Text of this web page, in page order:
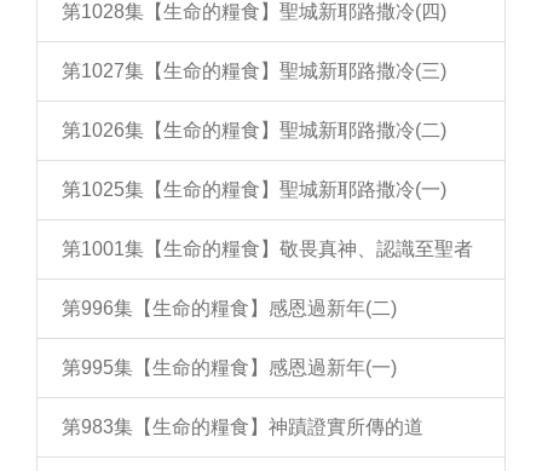
第1028集【生命的糧食】聖城新耶路撒冷(四)
第1027集【生命的糧食】聖城新耶路撒冷(三)
第1026集【生命的糧食】聖城新耶路撒冷(二)
第1025集【生命的糧食】聖城新耶路撒冷(一)
第1001集【生命的糧食】敬畏真神、認識至聖者
第996集【生命的糧食】感恩過新年(二)
第995集【生命的糧食】感恩過新年(一)
第983集【生命的糧食】神蹟證實所傳的道